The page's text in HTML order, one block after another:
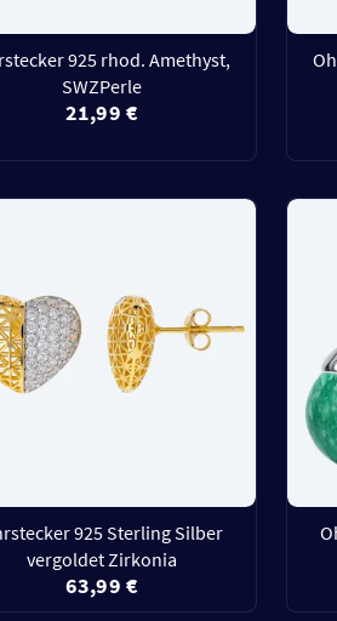
925 rhod. Amethyst,
SWZPerle
21,99 €
925 Sterling Silber
vergoldet Zirkonia
63,99 €